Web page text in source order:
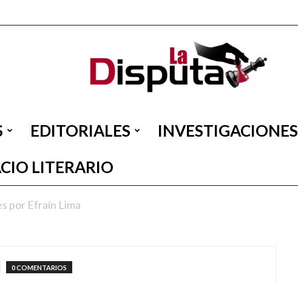
EDITORIALES INVESTIGACIONES
LITERARIO
por Efraín Lima
0 COMENTARIOS